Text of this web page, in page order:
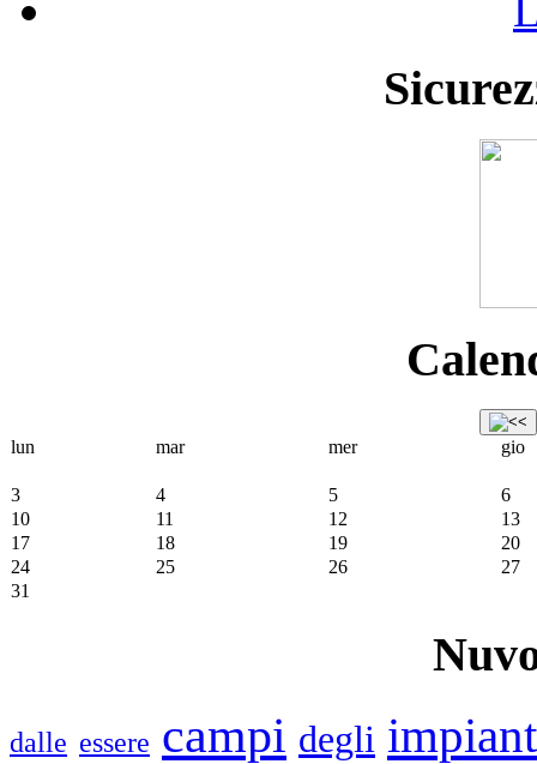
lun
mar mer gio
3 4 5
6
10
11 12
13
17
18 19
20
24
25 26
27
31
dalle essere campi degli